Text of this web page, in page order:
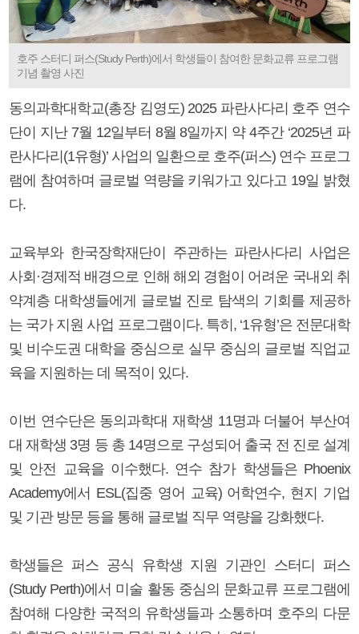
호주 스터디 퍼스(Study Perth)에서 학생들이 참여한 문화교류 프로그램
기념 촬영 사진
동의과학대학교(총장 김영도) 2025 파란사다리 호주 연수
단이 지난 7월 12일부터 8월 8일까지 약 4주간 ‘2025년 파
란사다리(1유형)’ 사업의 일환으로 호주(퍼스) 연수 프로그
램에 참여하며 글로벌 역량을 키워가고 있다고 19일 밝혔
다.
교육부와 한국장학재단이 주관하는 파란사다리 사업은
사회·경제적 배경으로 인해 해외 경험이 어려운 국내외 취
약계층 대학생들에게 글로벌 진로 탐색의 기회를 제공하
는 국가 지원 사업 프로그램이다. 특히, ‘1유형’은 전문대학
및 비수도권 대학을 중심으로 실무 중심의 글로벌 직업교
육을 지원하는 데 목적이 있다.
이번 연수단은 동의과학대 재학생 11명과 더불어 부산여
대 재학생 3명 등 총 14명으로 구성되어 출국 전 진로 설계
및 안전 교육을 이수했다. 연수 참가 학생들은 Phoenix
Academy에서 ESL(집중 영어 교육) 어학연수, 현지 기업
및 기관 방문 등을 통해 글로벌 직무 역량을 강화했다.
학생들은 퍼스 공식 유학생 지원 기관인 스터디 퍼스
(Study Perth)에서 미술 활동 중심의 문화교류 프로그램에
참여해 다양한 국적의 유학생들과 소통하며 호주의 다문